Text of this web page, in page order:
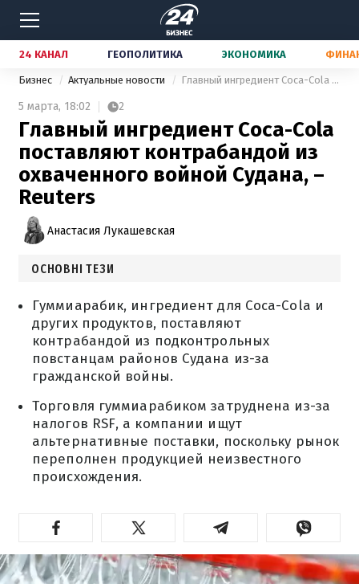
24 КАНАЛ ГЕОПОЛИТИКА ЭКОНОМИКА
Бизнес Актуальные новости Главный ингредиент Coca-Cola поставляют контрабандой из охваченного войной Судана, – Reuters
5 марта, 18:02 2
Главный ингредиент Coca-Cola
поставляют контрабандой из
охваченного войной Судана, –
Reuters
Анастасия Лукашевская
ОСНОВНІ ТЕЗИ
Гуммиарабик, ингредиент для Coca-Cola и
других продуктов, поставляют
контрабандой из подконтрольных
повстанцам районов Судана из-за
гражданской войны.
Торговля гуммиарабиком затруднена из-за
налогов RSF, а компании ищут
альтернативные поставки, поскольку рынок
переполнен продукцией неизвестного
происхождения.